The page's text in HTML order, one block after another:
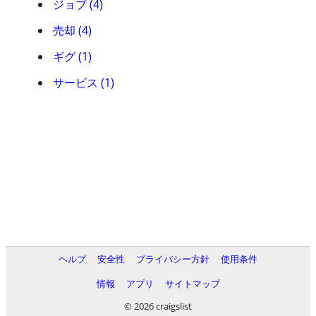
ジョブ (4)
売却 (4)
ギグ (1)
サービス (1)
ヘルプ 安全性 プライバシー方針
使用条件
情報
アプリ
サイトマップ
© 2026 craigslist